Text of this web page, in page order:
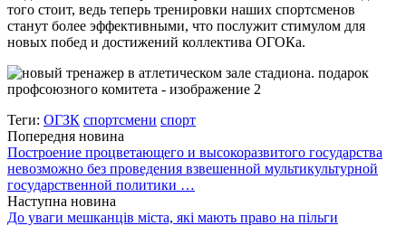
того стоит, ведь теперь тренировки наших спортсменов
станут более эффективными, что послужит стимулом для
новых побед и достижений коллектива ОГОКа.
Теги: ОГЗК спортсмени спорт
Попередня новина
Построение процветающего и высокоразвитого государства
невозможно без проведения взвешенной мультикультурной
государственной политики …
Наступна новина
До уваги мешканців міста, які мають право на пільги